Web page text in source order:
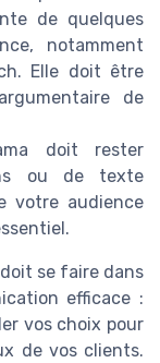
de quelques
notamment
Elle doit être
de
doit rester
ou de texte
votre audience
se faire dans
efficace :
vos choix pour
de vos clients.